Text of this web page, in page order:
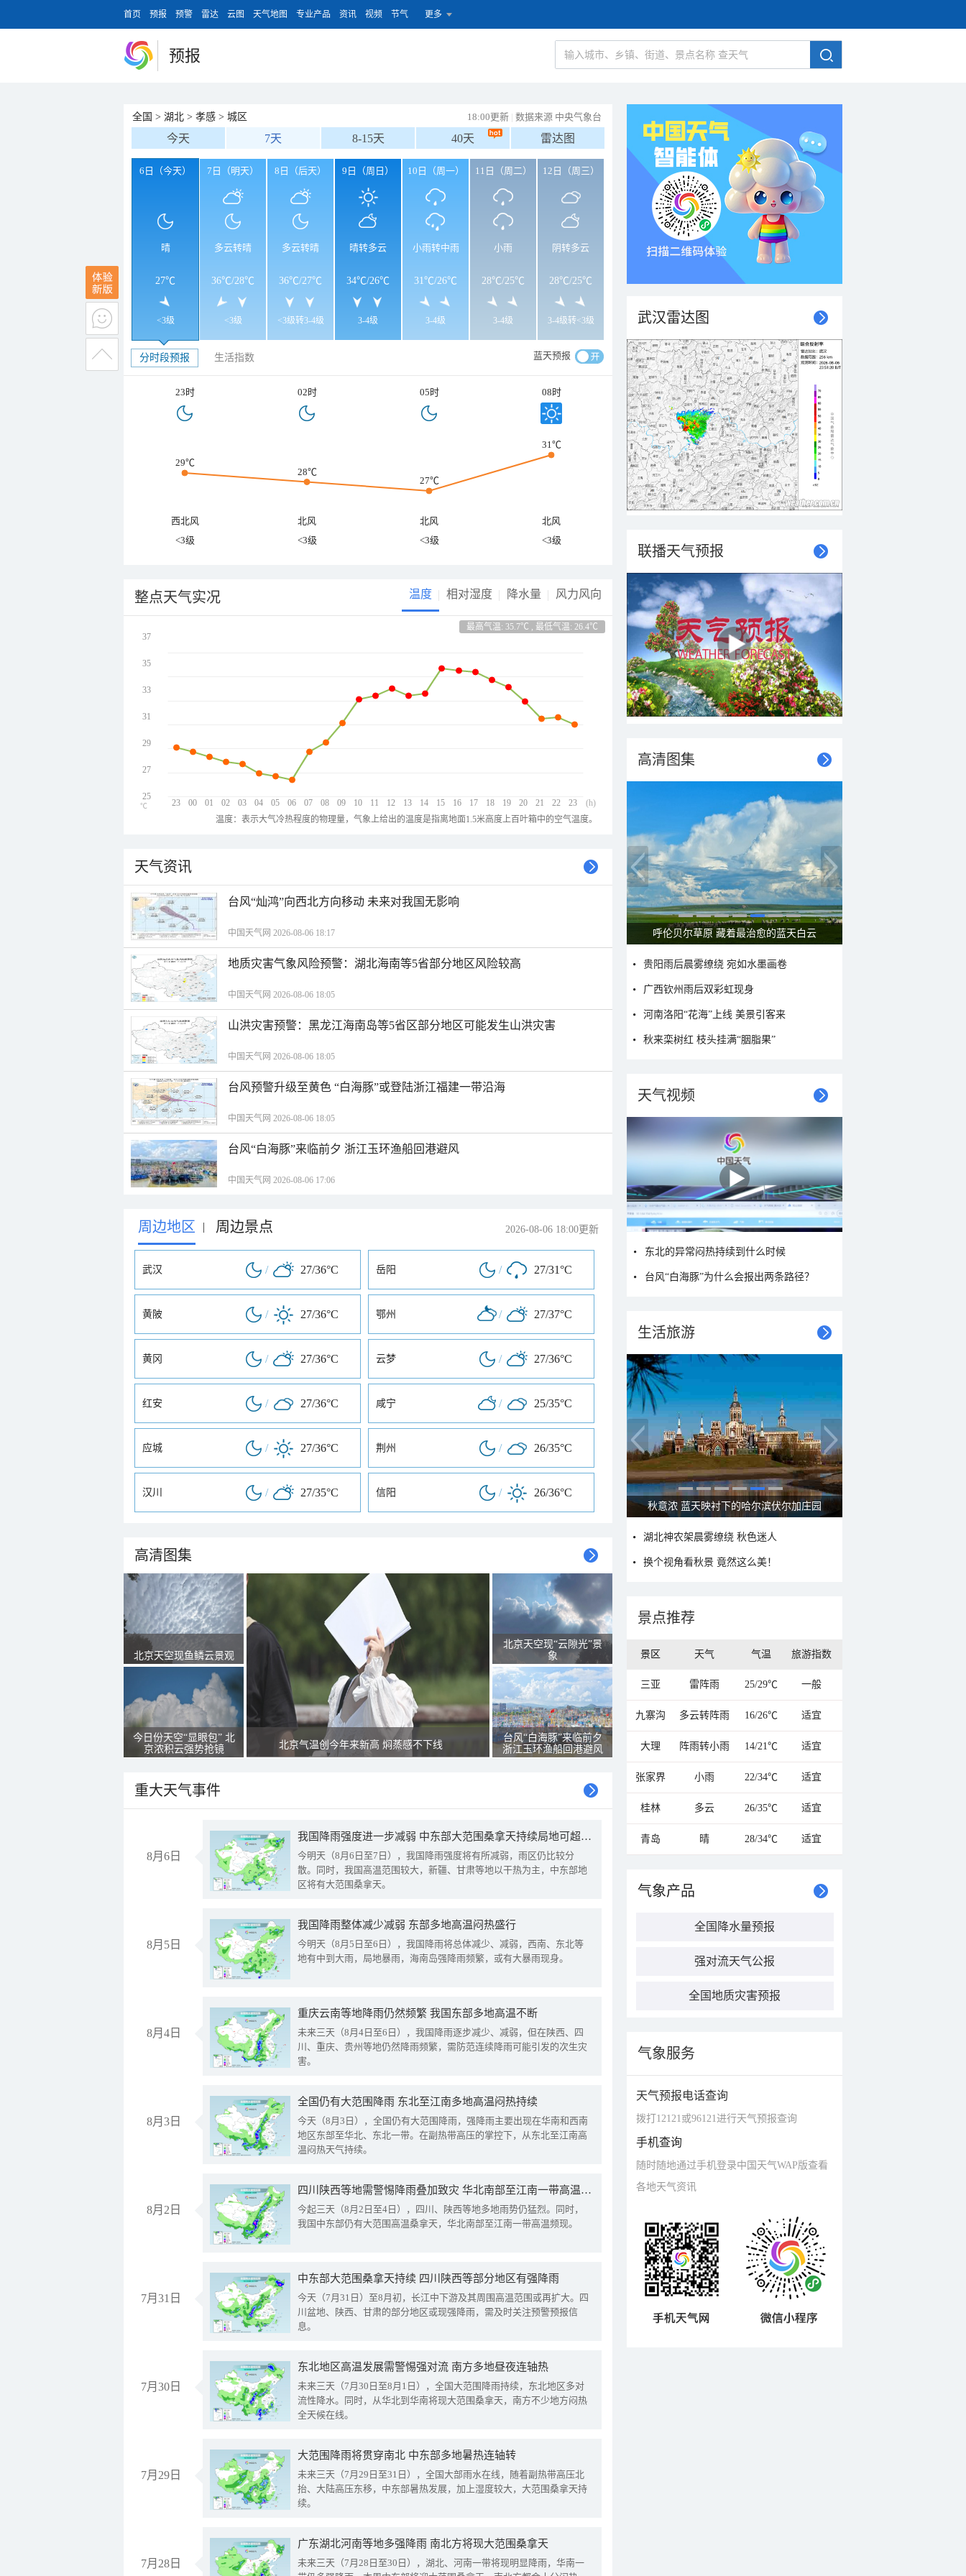
首页 预报 预警 雷达 云图 天气地图 专业产品 资讯 视频 节气 更多
预报
全国 > 湖北 > 孝感 > 城区 18:00更新 | 数据来源 中央气象台
今天 7天 8-15天 40天 雷达图
6日（今天）
晴
27℃
<3级
7日（明天）
多云转晴
36℃/28℃
<3级
8日（后天）
多云转晴
36℃/27℃
<3级转3-4级
9日（周日）
晴转多云
34℃/26℃
3-4级
10日（周一）
小雨转中雨
31℃/26℃
3-4级
11日（周二）
小雨
28℃/25℃
3-4级
12日（周三）
阴转多云
28℃/25℃
3-4级转<3级
分时段预报 生活指数 蓝天预报
23时 02时 05时 08时
29℃
28℃
27℃
31℃
西北风 北风 北风
北风
<3级
<3级 <3级 <3级
整点天气实况 温度 相对湿度 降水量 风力风向
最高气温: 35.7℃ , 最低气温: 26.4℃
23 00 01 02 03 04 05 06 07 08 09 10 11 12 13 14 15 16 17 18 19 20 21 22 23
37
35
33
31
29
27
25
(h)
℃
温度：表示大气冷热程度的物理量，气象上给出的温度是指离地面1.5米高度上百叶箱中的空气温度。
天气资讯
台风“灿鸿”向西北方向移动 未来对我国无影响
中国天气网 2026-08-06 18:17
地质灾害气象风险预警：湖北海南等5省部分地区风险较高
中国天气网 2026-08-06 18:05
山洪灾害预警：黑龙江海南岛等5省区部分地区可能发生山洪灾害
中国天气网 2026-08-06 18:05
台风预警升级至黄色 “白海豚”或登陆浙江福建一带沿海
中国天气网 2026-08-06 18:05
台风“白海豚”来临前夕 浙江玉环渔船回港避风
中国天气网 2026-08-06 17:06
周边地区 | 周边景点 2026-08-06 18:00更新
武汉 / 27/36°C 岳阳 / 27/31°C
黄陂 / 27/36°C 鄂州 / 27/37°C
黄冈 / 27/36°C 云梦 / 27/36°C
红安 / 27/36°C 咸宁 / 25/35°C
应城 / 27/36°C 荆州 / 26/35°C
汉川 / 27/35°C 信阳 / 26/36°C
高清图集
北京天空现鱼鳞云景观
今日份天空“显眼包” 北
京浓积云强势抢镜
北京气温创今年来新高 焖蒸感不下线
北京天空现“云隙光”景
象
台风“白海豚”来临前夕
浙江玉环渔船回港避风
重大天气事件
8月6日
我国降雨强度进一步减弱 中东部大范围桑拿天持续局地可超38℃
今明天（8月6日至7日），我国降雨强度将有所减弱，雨区仍比较分
散。同时，我国高温范围较大，新疆、甘肃等地以干热为主，中东部地
区将有大范围桑拿天。
8月5日
我国降雨整体减少减弱 东部多地高温闷热盛行
今明天（8月5日至6日），我国降雨将总体减少、减弱，西南、东北等
地有中到大雨，局地暴雨，海南岛强降雨频繁，或有大暴雨现身。
8月4日
重庆云南等地降雨仍然频繁 我国东部多地高温不断
未来三天（8月4日至6日），我国降雨逐步减少、减弱，但在陕西、四
川、重庆、贵州等地仍然降雨频繁，需防范连续降雨可能引发的次生灾
害。
8月3日
全国仍有大范围降雨 东北至江南多地高温闷热持续
今天（8月3日），全国仍有大范围降雨，强降雨主要出现在华南和西南
地区东部至华北、东北一带。在副热带高压的掌控下，从东北至江南高
温闷热天气持续。
8月2日
四川陕西等地需警惕降雨叠加致灾 华北南部至江南一带高温频现
今起三天（8月2日至4日），四川、陕西等地多地雨势仍猛烈。同时，
我国中东部仍有大范围高温桑拿天，华北南部至江南一带高温频现。
7月31日
中东部大范围桑拿天持续 四川陕西等部分地区有强降雨
今天（7月31日）至8月初，长江中下游及其周围高温范围或再扩大。四
川盆地、陕西、甘肃的部分地区或现强降雨，需及时关注预警预报信
息。
7月30日
东北地区高温发展需警惕强对流 南方多地昼夜连轴热
未来三天（7月30日至8月1日），全国大范围降雨持续，东北地区多对
流性降水。同时，从华北到华南将现大范围桑拿天，南方不少地方闷热
全天候在线。
7月29日
大范围降雨将贯穿南北 中东部多地暑热连轴转
未来三天（7月29日至31日），全国大部雨水在线，随着副热带高压北
抬、大陆高压东移，中东部暑热发展，加上湿度较大，大范围桑拿天持
续。
7月28日
广东湖北河南等地多强降雨 南北方将现大范围桑拿天
未来三天（7月28日至30日），湖北、河南一带将现明显降雨，华南一
武汉雷达图
联播天气预报
高清图集
一组图感受水中消暑快乐瞬间
贵阳雨后晨雾缭绕 宛如水墨画卷
广西钦州雨后双彩虹现身
河南洛阳“花海”上线 美景引客来
秋来栾树红 枝头挂满“胭脂果”
天气视频
东北的异常闷热持续到什么时候
台风“白海豚”为什么会报出两条路径？
生活旅游
大美新疆—帕米尔高原好风光
湖北神农架晨雾缭绕 秋色迷人
换个视角看秋景 竟然这么美！
景点推荐
景区 天气 气温 旅游指数
三亚 雷阵雨 25/29℃ 一般
九寨沟 多云转阵雨 16/26℃ 适宜
大理 阵雨转小雨 14/21℃ 适宜
张家界 小雨 22/34℃ 适宜
桂林 多云 26/35℃ 适宜
青岛 晴 28/34℃ 适宜
气象产品
全国降水量预报
强对流天气公报
全国地质灾害预报
气象服务
天气预报电话查询
拨打12121或96121进行天气预报查询
手机查询
随时随地通过手机登录中国天气WAP版查看
各地天气资讯